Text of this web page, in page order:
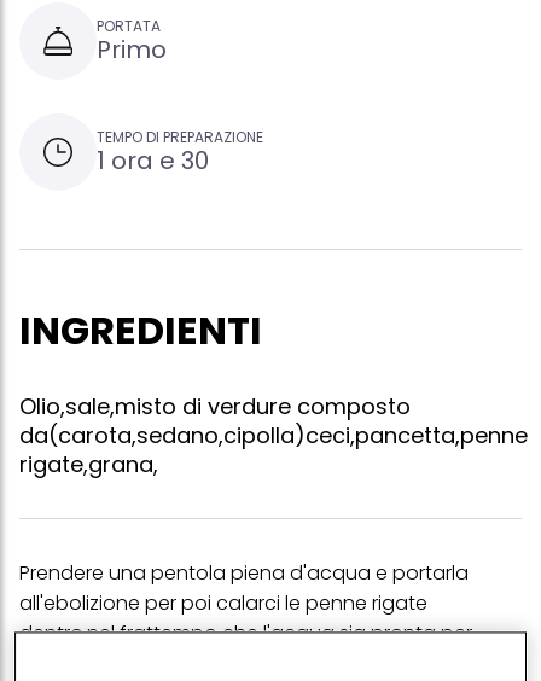
PORTATA
Primo
TEMPO DI PREPARAZIONE
1 ora e 30
INGREDIENTI
Olio,sale,misto di verdure composto
da(carota,sedano,cipolla)ceci,pancetta,penne
rigate,grana,
Prendere una pentola piena d'acqua e portarla
all'ebolizione per poi calarci le penne rigate
dentro.nel frattempo che l'acqua sia pronta per